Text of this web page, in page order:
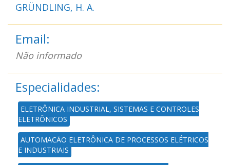
GRÜNDLING, H. A.
Email:
Não informado
Especialidades:
ELETRÔNICA INDUSTRIAL, SISTEMAS E CONTROLES
ELETRÔNICOS
AUTOMAÇÃO ELETRÔNICA DE PROCESSOS ELÉTRICOS
E INDUSTRIAIS